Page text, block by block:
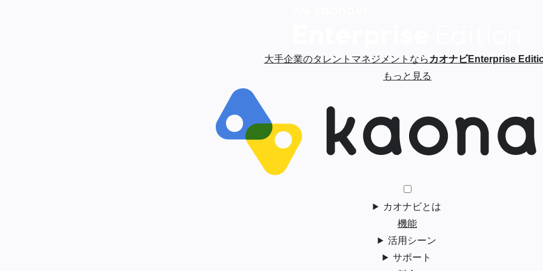
大手企業のタレントマネジメントならカオナビEnterprise
もっと見る
カオナビとは
機能
活用シーン
サポート